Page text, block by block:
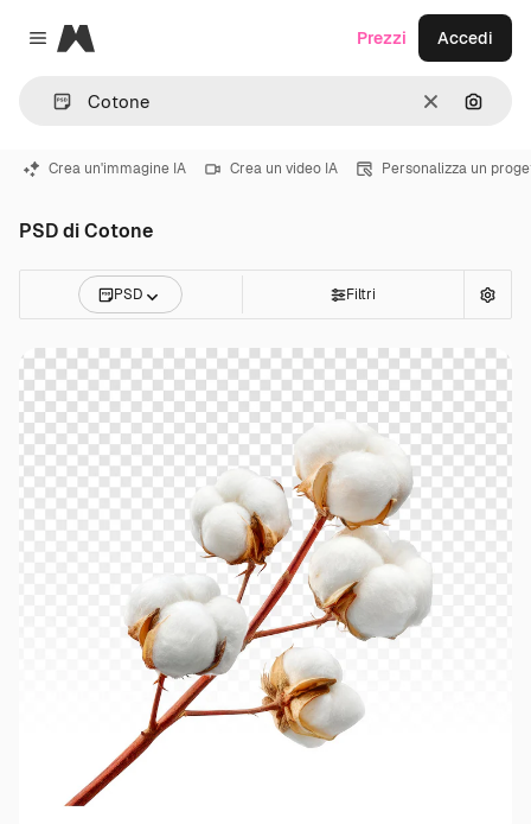
Close menu
Magnific
CancellaCerca
Prezzi Accedi
Crea un'immagine IA Crea un video IA Personalizza un
PSD di Cotone
PSD Filtri